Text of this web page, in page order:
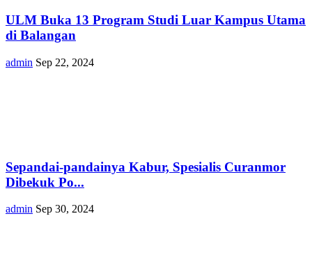
ULM Buka 13 Program Studi Luar Kampus Utama
di Balangan
admin Sep 22, 2024
Sepandai-pandainya Kabur, Spesialis Curanmor
Dibekuk Po...
admin Sep 30, 2024